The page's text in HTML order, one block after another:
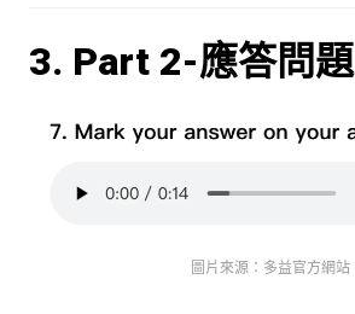
3. Part 2-應答問題
圖片來源：多益官方網站